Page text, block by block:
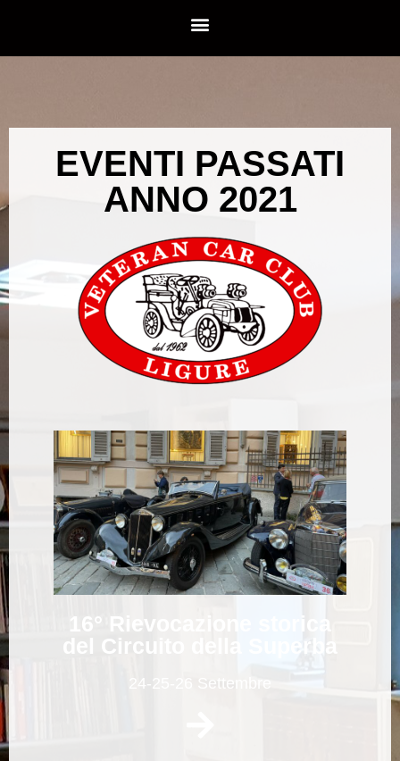
EVENTI PASSATI
ANNO 2021
16° Rievocazione storica
del Circuito della Superba
24-25-26 Settembre